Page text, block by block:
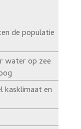
de populatie
water op zee
kasklimaat en